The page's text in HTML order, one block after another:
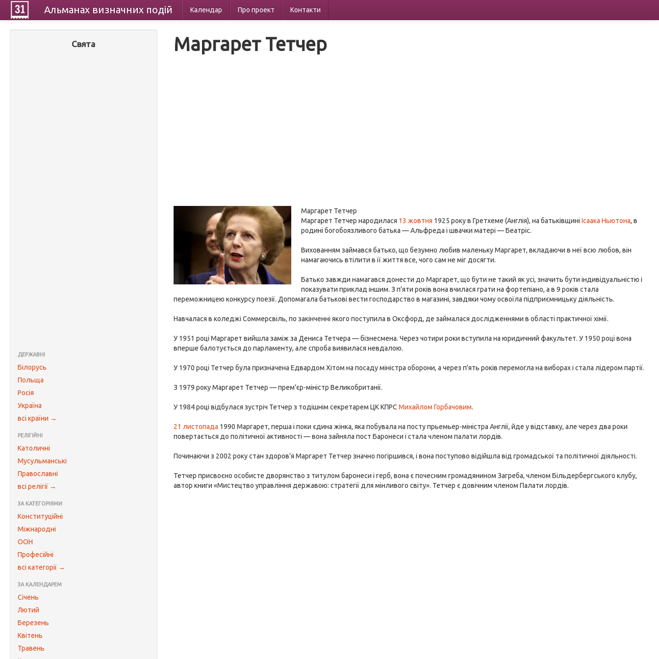
Альманах визначних подій Календар Про проект Контакти
Свята
ДЕРЖАВНІ
Білорусь
Польща
Росія
Україна
всі країни →
РЕЛІГІЙНІ
Католичні
Мусульманські
Православні
всі релігії →
ЗА КАТЕГОРІЯМИ
Конституційні
Міжнародні
ООН
Професійні
всі категорії →
ЗА КАЛЕНДАРЕМ
Січень
Лютий
Березень
Квітень
Травень
Маргарет Тетчер
Маргарет Тетчер
Маргарет Тетчер народилася 13 жовтня 1925 року в Гретхеме (Англія), на батьківщиніІсаака Ньютона, в
родині богобоязливого батька — Альфреда і швачки матері — Беатріс.
Вихованням займався батько, що безумно любив маленьку Маргарет, вкладаючи в неї всю любов, він
намагаючись втілити в її життя все, чого сам не міг досягти.
Батько завжди намагався донести до Маргарет, що бути не такий як усі, значить бути індивідуальністю і
показувати приклад іншим. З п'яти років вона вчилася грати на фортепіано, а в 9 років стала
переможницею конкурсу поезії. Допомагала батькові вести господарство в магазині, завдяки чому освоїла підприємницьку діяльність.
Навчалася в коледжі Соммерсвіль, по закінченні якого поступила в Оксфорд, де займалася дослідженнями в області практичної хімії.
У 1951 році Маргарет вийшла заміж за Дениса Тетчера — бізнесмена. Через чотири роки вступила на юридичний факультет. У 1950 році вона
вперше балотується до парламенту, але спроба виявилася невдалою.
У 1970 році Тетчер була призначена Едвардом Хітом на посаду міністра оборони, а через п'ять років перемогла на виборах і стала лідером партії.
З 1979 року Маргарет Тетчер — прем'єр-міністр Великобританії.
У 1984 році відбулася зустріч Тетчер з тодішнім секретарем ЦК КПРСМихайлом Горбачовим.
21 листопада 1990 Маргарет, перша і поки єдина жінка, яка побувала на посту прьемьер-міністра Англії, йде у відставку, але через два роки
повертається до політичної активності — вона зайняла пост Баронеси і стала членом палати лордів.
Починаючи з 2002 року стан здоров'я Маргарет Тетчер значно погіршився, і вона поступово відійшла від громадської та політичної діяльності.
Тетчер присвоєно особисте дворянство з титулом баронеси і герб, вона є почесним громадянином Загреба, членом Більдербергського клубу,
автор книги «Мистецтво управління державою: стратегії для мінливого світу». Тетчер є довічним членом Палати лордів.